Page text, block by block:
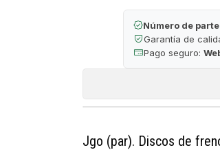
Número de
Garantía de
Pago seguro:
Jgo (par). Discos de